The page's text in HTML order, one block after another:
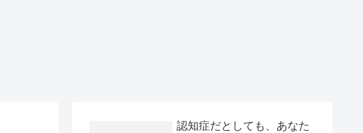
認知症だとしても、あなた